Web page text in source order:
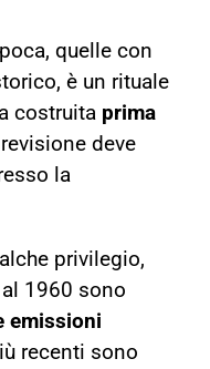
quelle con
è un rituale
costruita prima
deve
la
privilegio,
1960 sono
emissioni
recenti sono